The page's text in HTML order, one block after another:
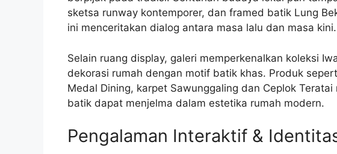
sketsa runway kontemporer, dan framed batik Lung
ini menceritakan dialog antara masa lalu dan masa kini.
Selain ruang display, galeri memperkenalkan koleksi
dekorasi rumah dengan motif batik khas. Produk
Medal Dining, karpet Sawunggaling dan Ceplok
batik dapat menjelma dalam estetika rumah modern.
Pengalaman Interaktif &